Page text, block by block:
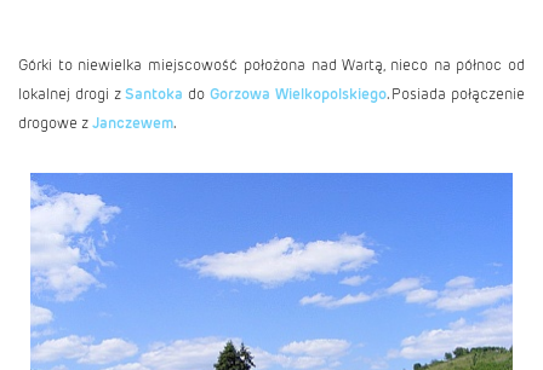
Górki to niewielka miejscowość położona nad Wartą, nieco na północ od
lokalnej drogi zSantoka do Gorzowa Wielkopolskiego. Posiada połączenie
drogowe z Janczewem.